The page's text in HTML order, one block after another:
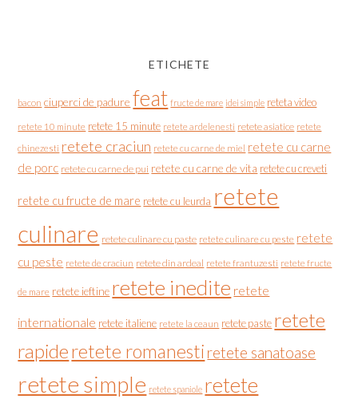
ETICHETE
bacon ciuperci de padure feat fructe de mare idei simple reteta video
retete 10 minute retete 15 minute retete ardelenesti retete asiatice retete
chinezesti retete craciun retete cu carne de miel retete cu carne
de porc retete cu carne de pui retete cu carne de vita retete cu creveti
retete cu fructe de mare retete cu leurda retete
culinare retete culinare cu paste retete culinare cu peste retete
cu peste retete de craciun retete din ardeal retete frantuzesti retete fructe
de mare retete ieftine retete inedite retete
internationale retete italiene retete la ceaun retete paste retete
rapideretete romanesti retete sanatoase
retete simple retete spaniole retete